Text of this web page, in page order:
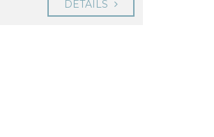
DÉTAILS